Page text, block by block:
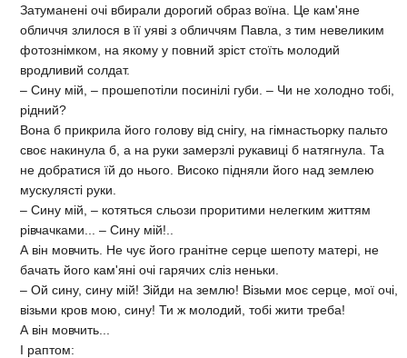
Затуманені очі вбирали дорогий образ воїна. Це кам'яне
обличчя злилося в її уяві з обличчям Павла, з тим невеликим
фотознімком, на якому у повний зріст стоїть молодий
вродливий солдат.
– Сину мій, – прошепотіли посинілі губи. – Чи не холодно тобі,
рідний?
Вона б прикрила його голову від снігу, на гімнастьорку пальто
своє накинула б, а на руки замерзлі рукавиці б натягнула. Та
не добратися їй до нього. Високо підняли його над землею
мускулясті руки.
– Сину мій, – котяться сльози проритими нелегким життям
рівчачками... – Сину мій!..
А він мовчить. Не чує його гранітне серце шепоту матері, не
бачать його кам'яні очі гарячих сліз неньки.
– Ой сину, сину мій! Зійди на землю! Візьми моє серце, мої очі,
візьми кров мою, сину! Ти ж молодий, тобі жити треба!
А він мовчить...
І раптом: